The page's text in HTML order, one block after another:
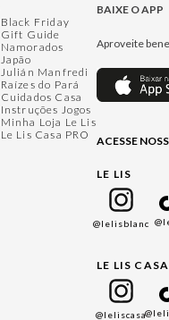
Black Friday
Gift Guide
Namorados
Japão
Julián Manfredi
Raízes do Pará
Cuidados Casa
Instruções Jogos
Minha Loja Le Lis
Le Lis Casa PRO
BAIXE O APP
Aproveite
ACESSE
LE LIS
@lelisblanc
LE LIS CASA
@leliscasa